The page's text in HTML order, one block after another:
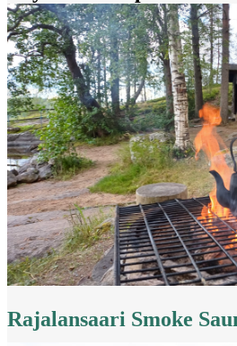
Rajalansaari Smoke